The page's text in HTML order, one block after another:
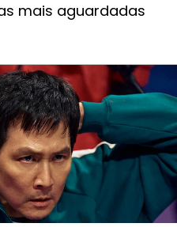
mais aguardadas